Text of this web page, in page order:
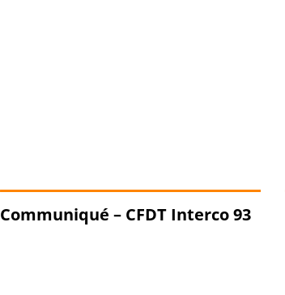
Communiqué – CFDT Interco 93